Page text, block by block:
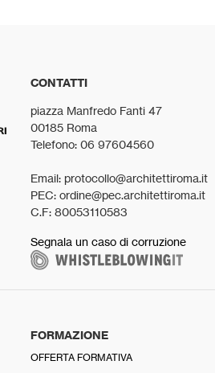
CONTATTI
piazza Manfredo Fanti 47
00185 Roma
Telefono: 06 97604560
Email: protocollo@architettiroma.it
PEC: ordine@pec.architettiroma.it
C.F: 80053110583
Segnala un caso di corruzione
FORMAZIONE
OFFERTA FORMATIVA